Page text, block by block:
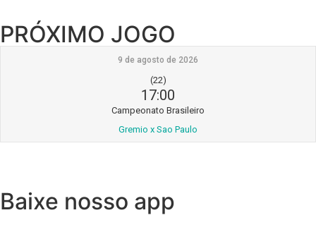
PRÓXIMO JOGO
9 de agosto de 2026
(22)
17:00
Campeonato Brasileiro
Gremio x Sao Paulo
Baixe nosso app